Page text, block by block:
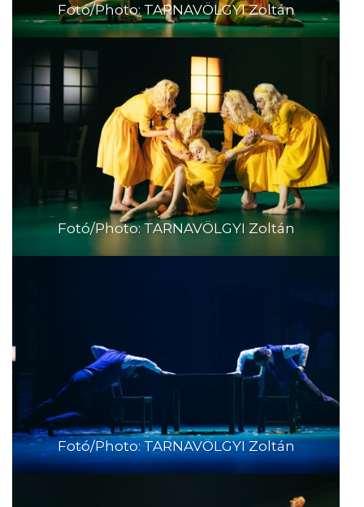
Fotó/Photo: TARNAVÖLGYI Zoltán
Fotó/Photo: TARNAVÖLGYI Zoltán
Fotó/Photo: TARNAVÖLGYI Zoltán